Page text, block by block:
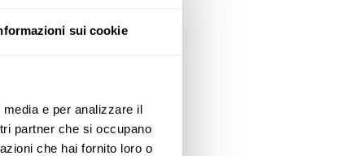
sui cookie
e per analizzare il
partner che si occupano
che hai fornito loro o